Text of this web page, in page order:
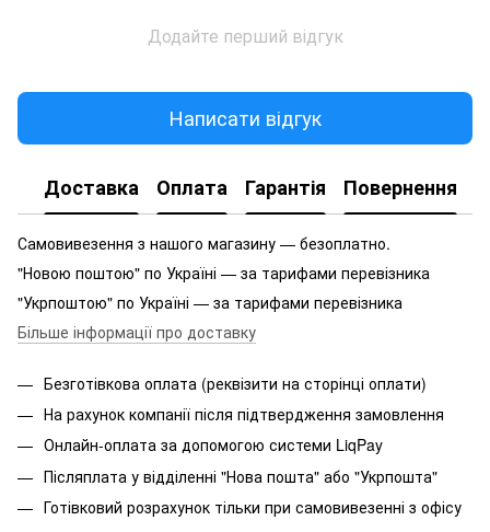
Додайте перший відгук
Написати відгук
Доставка Оплата Гарантія Повернення
Самовивезення з нашого магазину — безоплатно.
"Новою поштою" по Україні — за тарифами перевізника
"Укрпоштою" по Україні — за тарифами перевізника
Більше інформації про доставку
Безготівкова оплата (реквізити на сторінці оплати)
На рахунок компанії після підтвердження замовлення
Онлайн-оплата за допомогою системи LiqPay
Післяплата у відділенні "Нова пошта" або "Укрпошта"
Готівковий розрахунок тільки при самовивезенні з офісу